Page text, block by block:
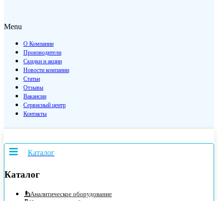
Menu
О Компании
Производители
Скидки и акции
Новости компании
Статьи
Отзывы
Вакансии
Сервисный центр
Контакты
Каталог
Каталог
Аналитическое оборудование